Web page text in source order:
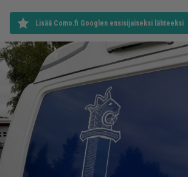
Lisää Como.fi Googlen ensisijaiseksi lähteeksi